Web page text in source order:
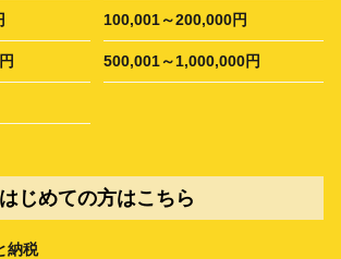
100,001～200,000円
500,001～1,000,000円
はじめての方はこちら
納税